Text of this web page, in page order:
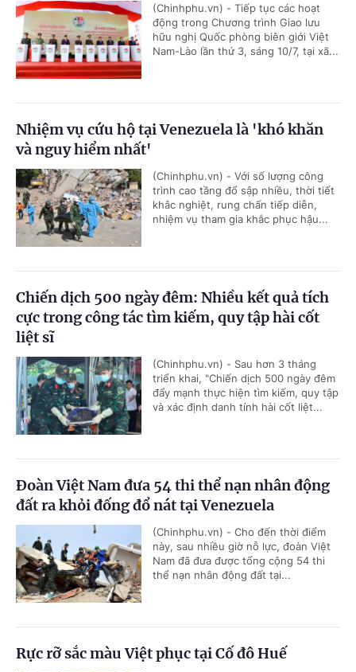
(Chinhphu.vn) - Tiếp tục các hoạt
động trong Chương trình Giao lưu
hữu nghị Quốc phòng biên giới Việt
Nam-Lào lần thứ 3, sáng 10/7, tại xã...
Nhiệm vụ cứu hộ tại Venezuela là 'khó khăn
và nguy hiểm nhất'
(Chinhphu.vn) - Với số lượng công
trình cao tầng đổ sập nhiều, thời tiết
khắc nghiệt, rung chấn tiếp diễn,
nhiệm vụ tham gia khắc phục hậu...
Chiến dịch 500 ngày đêm: Nhiều kết quả tích
cực trong công tác tìm kiếm, quy tập hài cốt
liệt sĩ
(Chinhphu.vn) - Sau hơn 3 tháng
triển khai, "Chiến dịch 500 ngày đêm
đẩy mạnh thực hiện tìm kiếm, quy tập
và xác định danh tính hài cốt liệt...
Đoàn Việt Nam đưa 54 thi thể nạn nhân động
đất ra khỏi đống đổ nát tại Venezuela
(Chinhphu.vn) - Cho đến thời điểm
này, sau nhiều giờ nỗ lực, đoàn Việt
Nam đã đưa được tổng cộng 54 thi
thể nạn nhân động đất tại...
Rực rỡ sắc màu Việt phục tại Cố đô Huế